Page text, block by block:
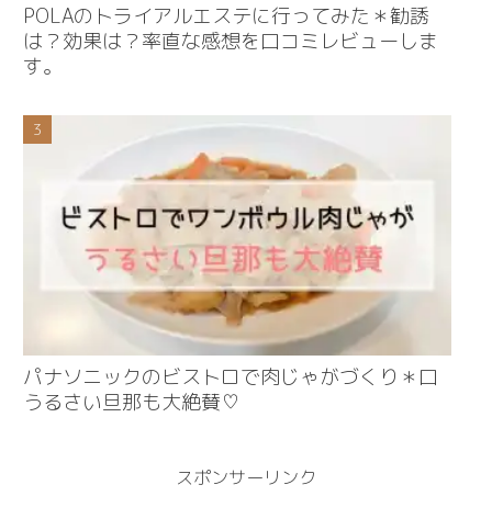
POLAのトライアルエステに行ってみた＊勧誘
は？効果は？率直な感想を口コミレビューしま
す。
パナソニックのビストロで肉じゃがづくり＊口
うるさい旦那も大絶賛♡
スポンサーリンク